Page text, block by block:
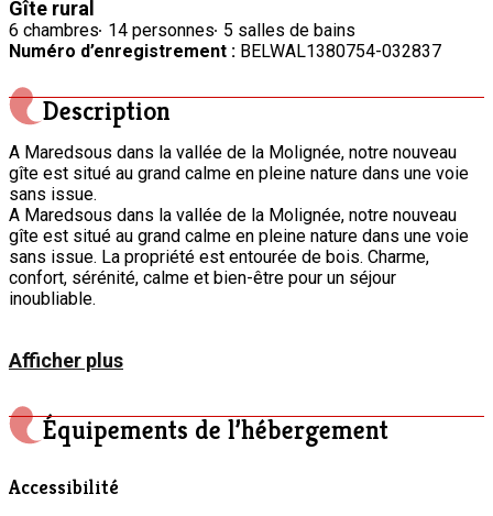
Gîte rural
6 chambres 14 personnes 5 salles de bains
Numéro d’enregistrement : BELWAL1380754-032837
Description
A Maredsous dans la vallée de la Molignée, notre nouveau
gîte est situé au grand calme en pleine nature dans une voie
sans issue.
A Maredsous dans la vallée de la Molignée, notre nouveau
gîte est situé au grand calme en pleine nature dans une voie
sans issue. La propriété est entourée de bois. Charme,
confort, sérénité, calme et bien-être pour un séjour
inoubliable.
Afficher plus
Équipements de l’hébergement
Accessibilité